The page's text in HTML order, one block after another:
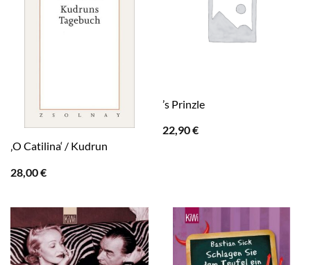
‚O Catilina‘ / Kudrun
28,00€
’s Prinzle
22,90€